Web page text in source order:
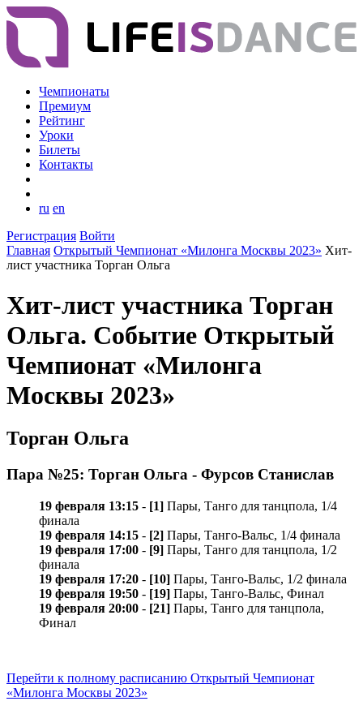
Чемпионаты
Премиум
Рейтинг
Уроки
Билеты
Контакты
ru en
Регистрация Войти
Главная Открытый Чемпионат «Милонга Москвы 2023» Хит-
лист участника Торган Ольга
Хит-лист участника Торган
Ольга. Событие Открытый
Чемпионат «Милонга
Москвы 2023»
Торган Ольга
Пара №25: Торган Ольга - Фурсов Станислав
19 февраля 13:15 - [1] Пары, Танго для танцпола, 1/4
финала
19 февраля 14:15 - [2] Пары, Танго-Вальс, 1/4 финала
19 февраля 17:00 - [9] Пары, Танго для танцпола, 1/2
финала
19 февраля 17:20 - [10] Пары, Танго-Вальс, 1/2 финала
19 февраля 19:50 - [19] Пары, Танго-Вальс, Финал
19 февраля 20:00 - [21] Пары, Танго для танцпола,
Финал
Перейти к полному расписанию Открытый Чемпионат
«Милонга Москвы 2023»